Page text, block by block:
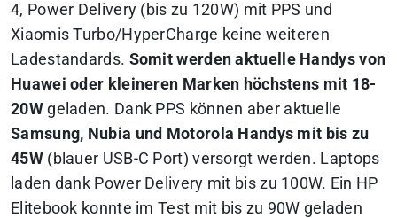
4, Power Delivery (bis zu 120W) mit PPS und
Xiaomis Turbo/HyperCharge keine weiteren
Ladestandards. Somit werden aktuelle Handys von
Huawei oder kleineren Marken höchstens mit 18-
20Wgeladen. Dank PPS können aber aktuelle
Samsung, Nubia und Motorola Handys mit bis zu
45W(blauer USB-C Port) versorgt werden. Laptops
laden dank Power Delivery mit bis zu 100W. Ein HP
Elitebook konnte im Test mit bis zu 90W geladen